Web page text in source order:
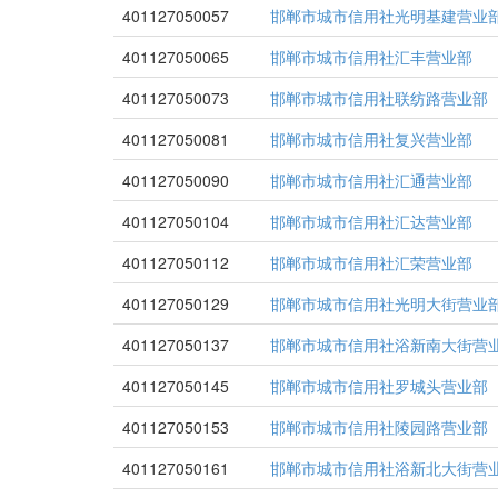
401127050057
邯郸市城市信用社光明基建营业
401127050065
邯郸市城市信用社汇丰营业部
401127050073
邯郸市城市信用社联纺路营业部
401127050081
邯郸市城市信用社复兴营业部
401127050090
邯郸市城市信用社汇通营业部
401127050104
邯郸市城市信用社汇达营业部
401127050112
邯郸市城市信用社汇荣营业部
401127050129
邯郸市城市信用社光明大街营业
401127050137
邯郸市城市信用社浴新南大街营
401127050145
邯郸市城市信用社罗城头营业部
401127050153
邯郸市城市信用社陵园路营业部
401127050161
邯郸市城市信用社浴新北大街营